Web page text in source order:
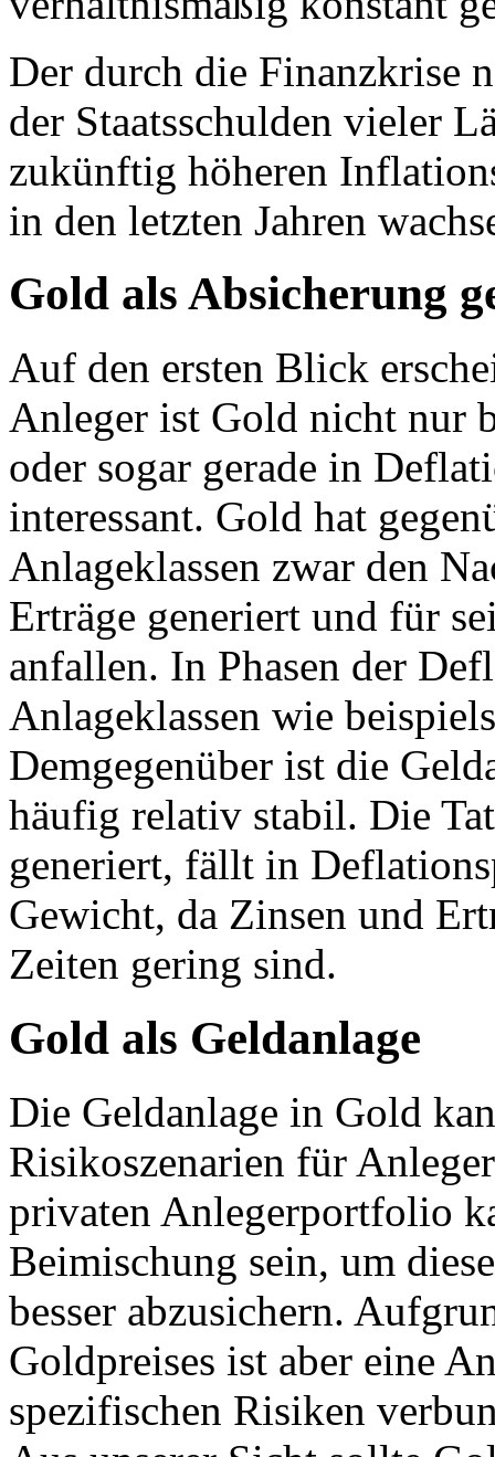
Der durch die Finanzkrise
der Staatsschulden vieler
zukünftig höheren
in den letzten Jahren
Gold als Absicherung
Auf den ersten Blick
Anleger ist Gold nicht nur
oder sogar gerade in
interessant. Gold hat
Anlageklassen zwar den
Erträge generiert und für
anfallen. In Phasen der
Anlageklassen wie
Demgegenüber ist die
häufig relativ stabil. Die
generiert, fällt in
Gewicht, da Zinsen und
Zeiten gering sind.
Gold als Geldanlage
Die Geldanlage in Gold
Risikoszenarien für
privaten Anlegerportfolio
Beimischung sein, um
besser abzusichern.
Goldpreises ist aber eine
spezifischen Risiken